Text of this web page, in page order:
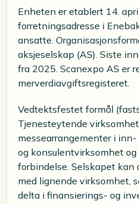
Enheten er etablert 14.
forretningsadresse i
ansatte.
aksjeselskap (AS). Siste
fra 2025. Scanexpo AS er
merverdiavgiftsregisteret.
Vedtektsfestet formål
Tjenesteytende
messearrangementer i
og konsulentvirksomhet
forbindelse. Selskapet kan
med lignende virksomhet,
delta i finansierings- og